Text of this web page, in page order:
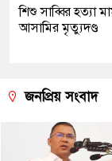
শিশু সাব্বির হত্যা
আসামির মৃত্যুদণ্ড
জনপ্রিয় সংবাদ